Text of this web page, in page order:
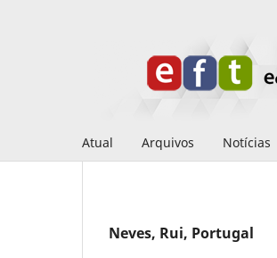
Atual Arquivos Notícias
Neves, Rui, Portugal